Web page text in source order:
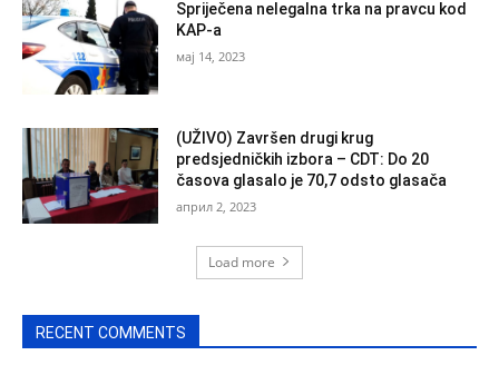
Spriječena nelegalna trka na pravcu kod
KAP-a
мај 14, 2023
(UŽIVO) Završen drugi krug
predsjedničkih izbora – CDT: Do 20
časova glasalo je 70,7 odsto glasača
април 2, 2023
Load more
RECENT COMMENTS